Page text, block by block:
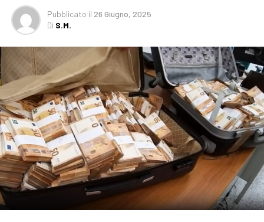
Pubblicato il 26 Giugno, 2025
Di S.M.